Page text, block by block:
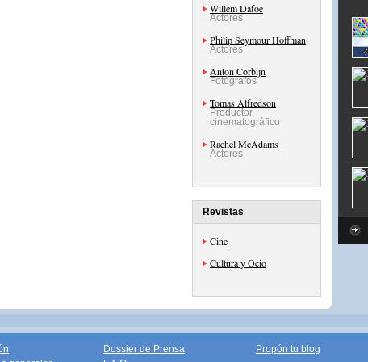
Willem Dafoe
Actores
Philip Seymour Hoffman
Actores
Anton Corbijn
Fotógrafos
Tomas Alfredson
Productor
cinematográfico
Rachel McAdams
Actores
Revistas
Cine
Cultura y Ocio
Dossier de Prensa
Propón tu blog